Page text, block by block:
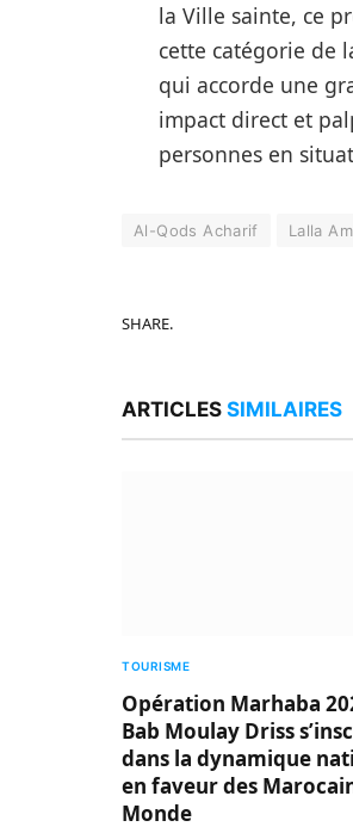
la Ville sainte, ce
cette catégorie de
qui accorde une
impact direct et
personnes en
Al-Qods Acharif Lalla
SHARE.
ARTICLES SIMILAIRES
TOURISME
Opération Marhaba
Bab Moulay Driss
dans la dynamique
en faveur des
Monde